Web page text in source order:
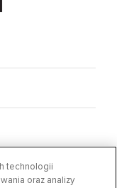
technologii
oraz analizy